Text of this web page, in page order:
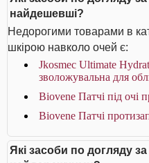
найдешевші?
Недорогими товарами в
шкірою навколо очей є:
Jkosmec Ultimate
зволожувальна для
Biovene Патчі під очі
Biovene Патчі
Які засоби по догляду